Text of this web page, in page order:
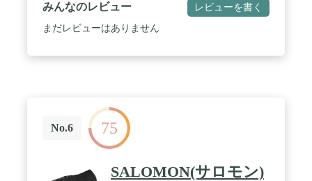
みんなのレビュー レビューを書く
まだレビューはありません
No.6 75
SALOMON(サロモン)